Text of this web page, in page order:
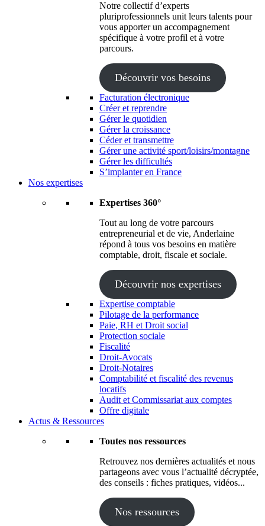
Notre collectif d’experts
pluriprofessionnels unit leurs talents pour
vous apporter un accompagnement
spécifique à votre profil et à votre
parcours.
Découvrir vos besoins
Facturation électronique
Créer et reprendre
Gérer le quotidien
Gérer la croissance
Céder et transmettre
Gérer une activité sport/loisirs/montagne
Gérer les difficultés
S’implanter en France
Nos expertises
Expertises 360°
Tout au long de votre parcours
entrepreneurial et de vie, Anderlaine
répond à tous vos besoins en matière
comptable, droit, fiscale et sociale.
Découvrir nos expertises
Expertise comptable
Pilotage de la performance
Paie, RH et Droit social
Protection sociale
Fiscalité
Droit-Avocats
Droit-Notaires
Comptabilité et fiscalité des revenus
locatifs
Audit et Commissariat aux comptes
Offre digitale
Actus & Ressources
Toutes nos ressources
Retrouvez nos dernières actualités et nous
partageons avec vous l’actualité décryptée,
des conseils : fiches pratiques, vidéos...
Nos ressources